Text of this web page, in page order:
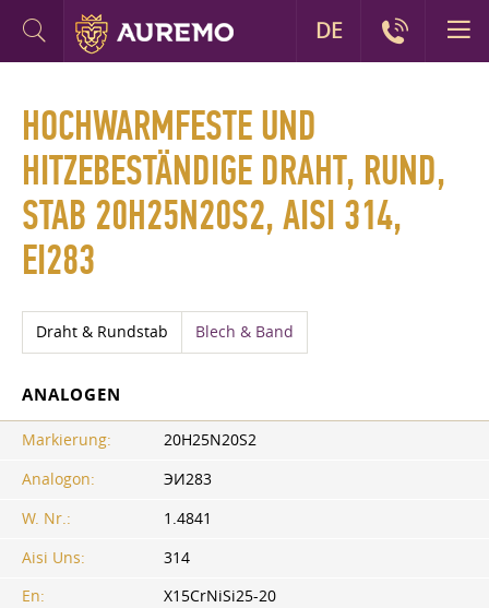
HOCHWARMFESTE UND
HITZEBESTÄNDIGE DRAHT, RUND,
STAB 20H25N20S2, AISI 314,
EI283
Draht & Rundstab Blech & Band
ANALOGEN
Markierung:
20H25N20S2
Analogon:
ЭИ283
W. Nr.:
1.4841
Aisi Uns:
314
En:
X15CrNiSi25-20
DE